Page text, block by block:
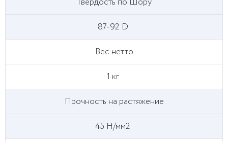
87-92 D
Вес нетто
1 кг
Прочность на растяжение
45 Н/мм2